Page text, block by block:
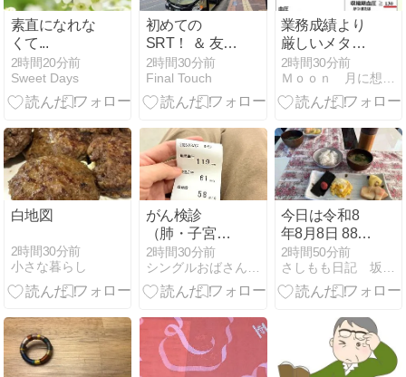
素直になれな
くて...
2時間20分前
Sweet Days
初めての
SRT！ ＆ 友人
とお寿司ラン
チ
2時間30分前
Final Touch
業務成績より
厳しいメタボ
対策(;´･ω･)
2時間30分前
白地図
2時間30分前
小さな暮らし
がん検診
（肺・子宮頸
がん・胃）／
家呑み
2時間30分前
シングルおばさん、ニート息子と節約2人暮らし
今日は令和8
年8月8日 888
の朝食
2時間50分前
さしもも日記 坂の上の雲松山市から